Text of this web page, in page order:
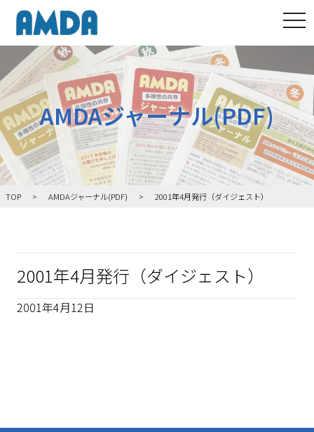
AMDAジャーナル(PDF)
TOP AMDAジャーナル(PDF) 2001年4月発行（ダイジェスト）
2001年4月発行（ダイジェスト）
2001年4月12日